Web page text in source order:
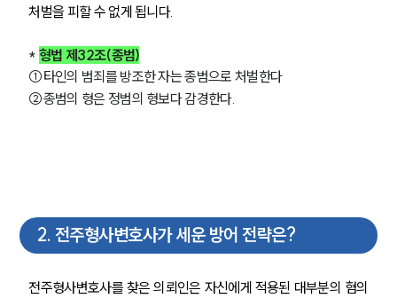
처벌을 피할 수 없게 됩니다.
* 형법 제32조(종범)
①타인의 범죄를 방조한 자는 종범으로 처벌한다
②종범의 형은 정범의 형보다 감경한다.
2. 전주형사변호사가 세운 방어 전략은?
전주형사변호사를 찾은 의뢰인은 자신에게 적용된 대부분의 혐의